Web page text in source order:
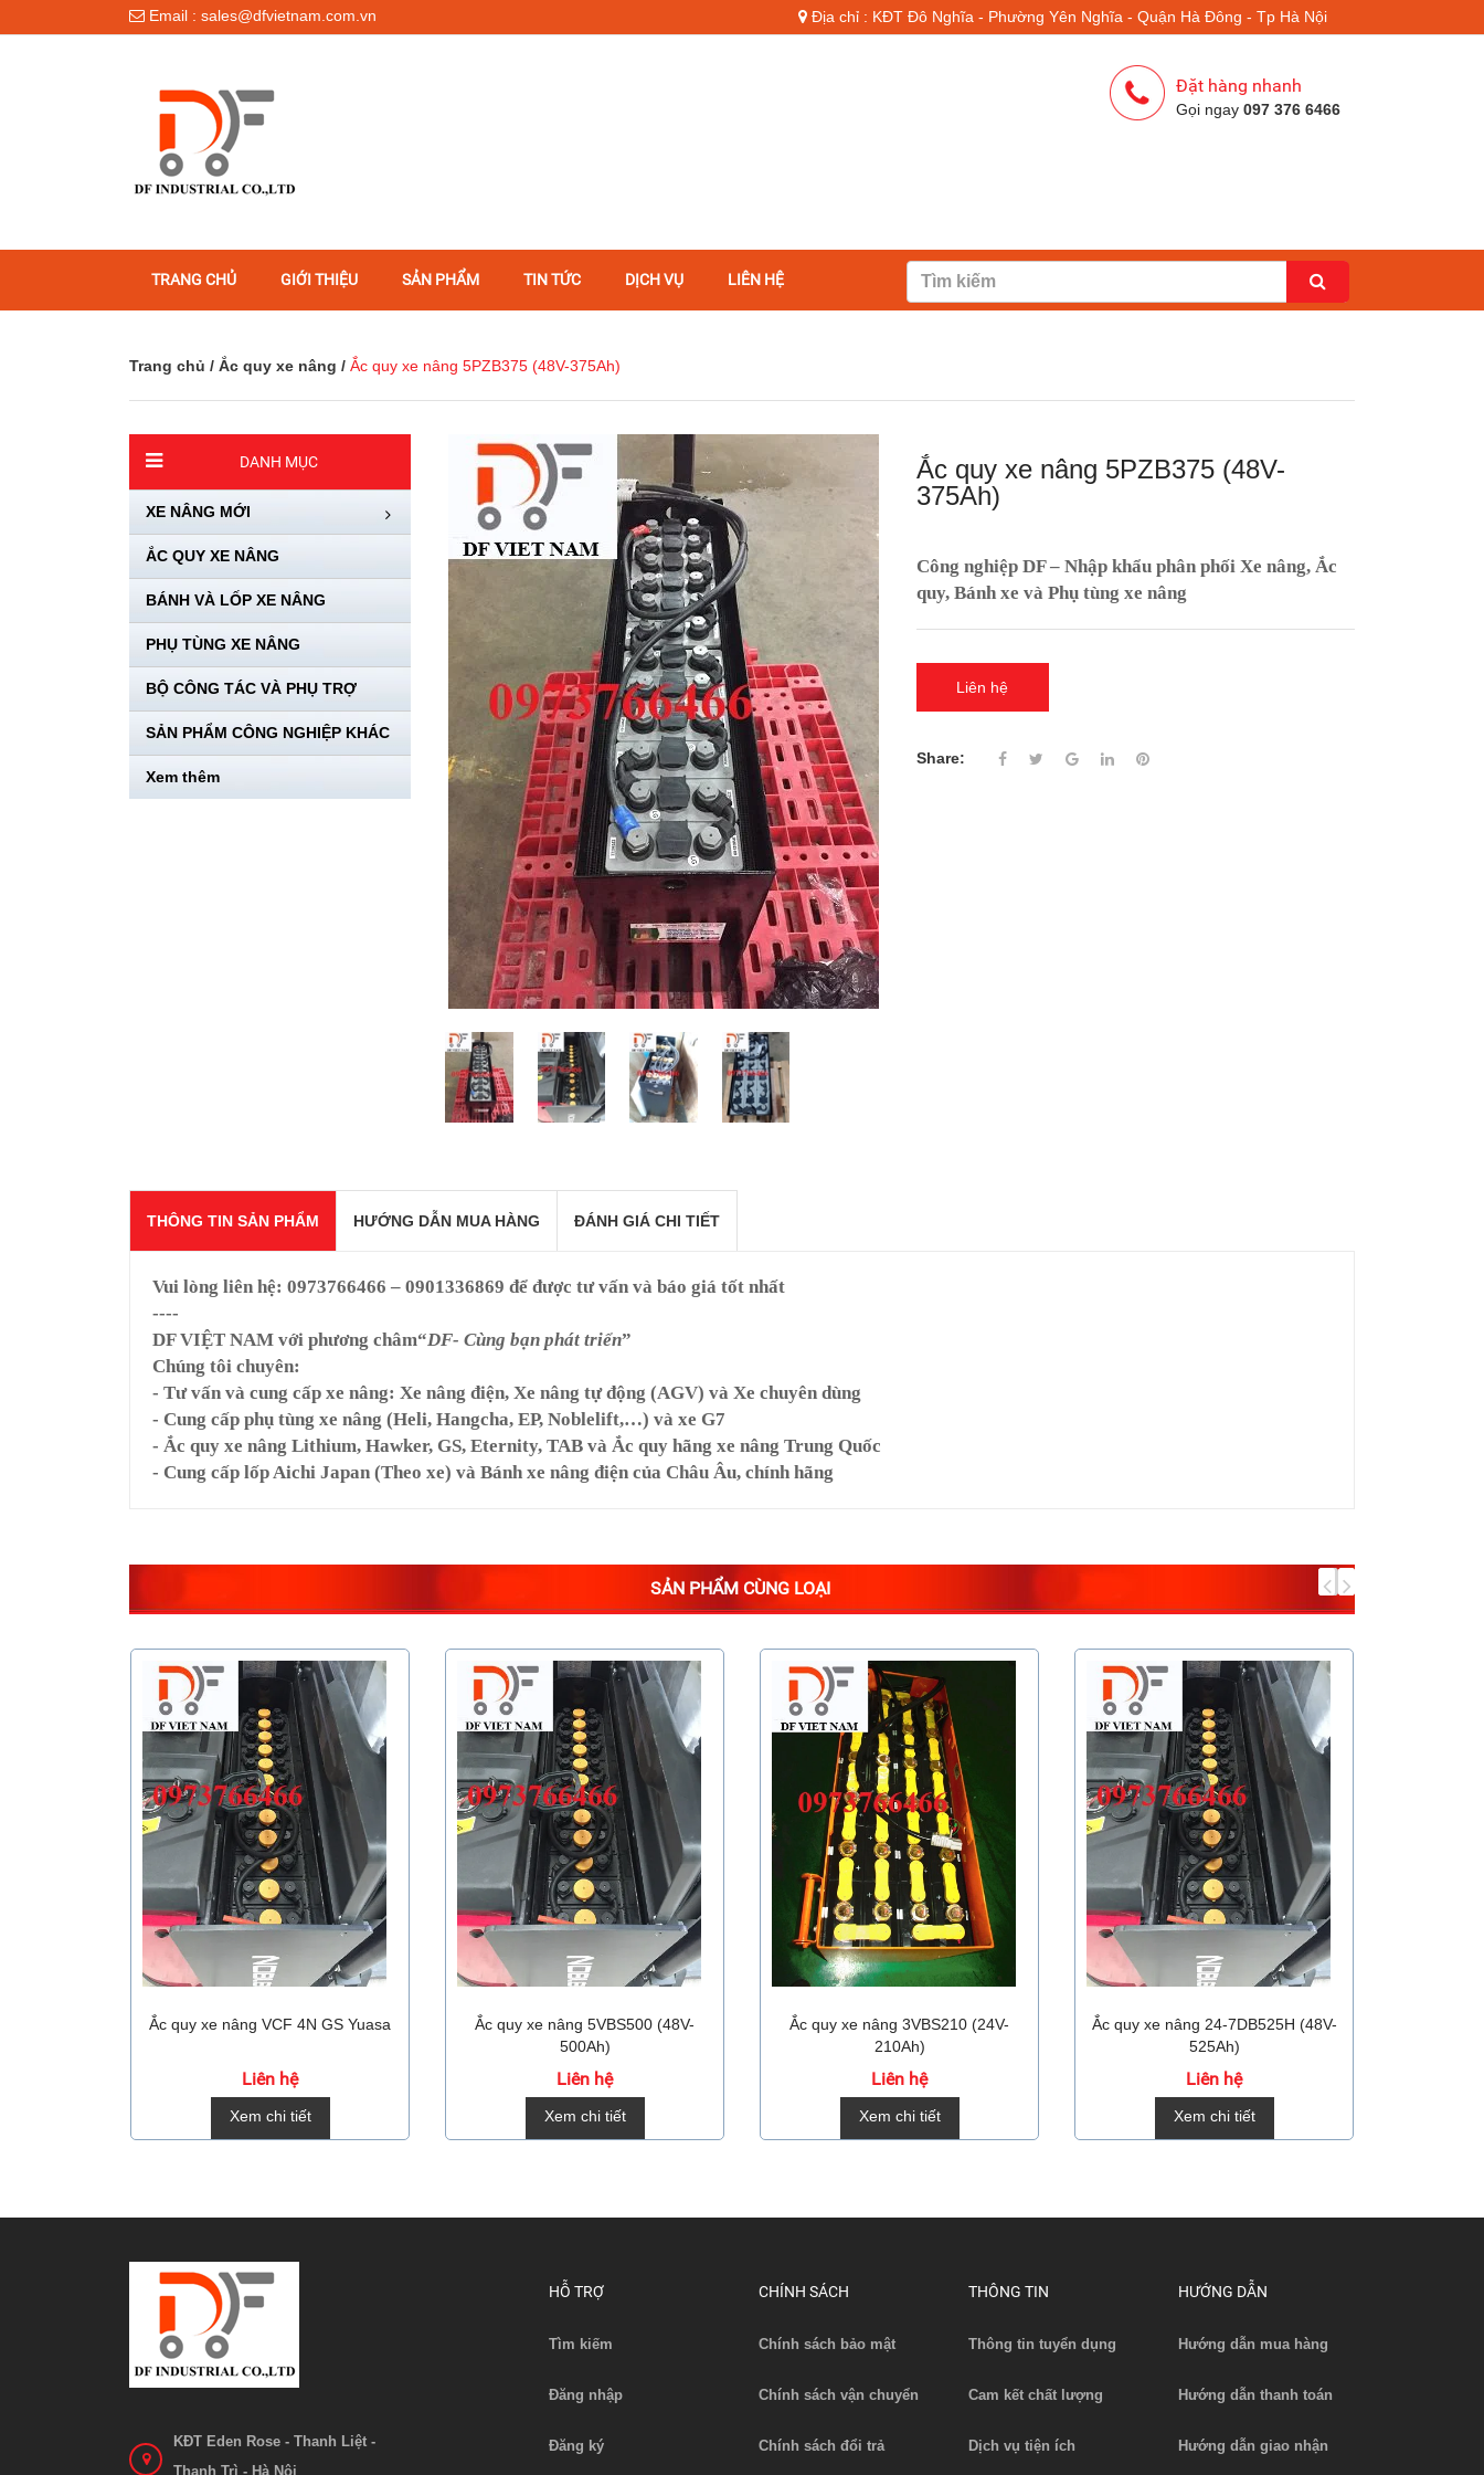
Email : sales@dfvietnam.com.vn Địa chỉ : KĐT Đô Nghĩa - Phường Yên Nghĩa - Quận Hà Đông - Tp Hà Nội
Đặt hàng nhanh
Gọi ngay 097 376 6466
TRANG CHỦ GIỚI THIỆU SẢN PHẨM TIN TỨC DỊCH VỤ LIÊN HỆ
Trang chủ / Ắc quy xe nâng / Ắc quy xe nâng 5PZB375 (48V-375Ah)
DANH MỤC
XE NÂNG MỚI
ẮC QUY XE NÂNG
BÁNH VÀ LỐP XE NÂNG
PHỤ TÙNG XE NÂNG
BỘ CÔNG TÁC VÀ PHỤ TRỢ
SẢN PHẨM CÔNG NGHIỆP KHÁC
Xem thêm
Ắc quy xe nâng 5PZB375 (48V-
375Ah)
Công nghiệp DF – Nhập khẩu phân phối Xe nâng, Ắc
quy, Bánh xe và Phụ tùng xe nâng
Liên hệ
Share:
THÔNG TIN SẢN PHẨM HƯỚNG DẪN MUA HÀNG ĐÁNH GIÁ CHI TIẾT
Vui lòng liên hệ: 0973766466 – 0901336869 để được tư vấn và báo giá tốt nhất
----
DF VIỆT NAM với phương châm“DF- Cùng bạn phát triển”
Chúng tôi chuyên:
- Tư vấn và cung cấp xe nâng: Xe nâng điện, Xe nâng tự động (AGV) và Xe chuyên dùng
- Cung cấp phụ tùng xe nâng (Heli, Hangcha, EP, Noblelift,…) và xe G7
- Ắc quy xe nâng Lithium, Hawker, GS, Eternity, TAB và Ắc quy hãng xe nâng Trung Quốc
- Cung cấp lốp Aichi Japan (Theo xe) và Bánh xe nâng điện của Châu Âu, chính hãng
SẢN PHẨM CÙNG LOẠI
Ắc quy xe nâng VCF 4N GS Yuasa
Liên hệ
Xem chi tiết
Ắc quy xe nâng 5VBS500 (48V-
500Ah)
Liên hệ
Xem chi tiết
Ắc quy xe nâng 3VBS210 (24V-
210Ah)
Liên hệ
Xem chi tiết
Ắc quy xe nâng 24-7DB525H (48V-
525Ah)
Liên hệ
Xem chi tiết
KĐT Eden Rose - Thanh Liệt -
Thanh Trì - Hà Nội
HỖ TRỢ
Tìm kiếm
Đăng nhập
Đăng ký
CHÍNH SÁCH
Chính sách bảo mật
Chính sách vận chuyển
Chính sách đổi trả
THÔNG TIN
Thông tin tuyển dụng
Cam kết chất lượng
Dịch vụ tiện ích
HƯỚNG DẪN
Hướng dẫn mua hàng
Hướng dẫn thanh toán
Hướng dẫn giao nhận